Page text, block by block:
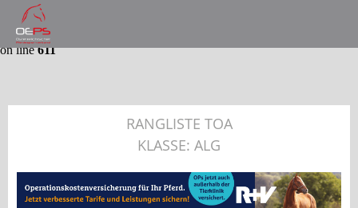
Notice : Trying to get property 'partyid' of non-object in
/var/www/website/module/Application/src/Application/
on line611
RANGLISTE TOA
KLASSE: ALG